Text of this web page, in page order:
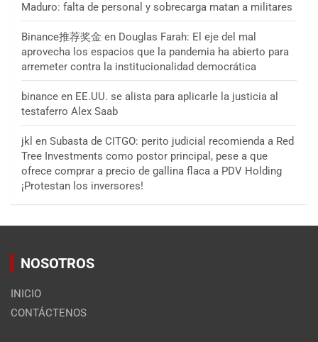
Maduro: falta de personal y sobrecarga matan a militares
Binance推荐奖金 en Douglas Farah: El eje del mal
aprovecha los espacios que la pandemia ha abierto para
arremeter contra la institucionalidad democrática
binance en EE.UU. se alista para aplicarle la justicia al
testaferro Alex Saab
jkl en Subasta de CITGO: perito judicial recomienda a Red
Tree Investments como postor principal, pese a que
ofrece comprar a precio de gallina flaca a PDV Holding
¡Protestan los inversores!
NOSOTROS
INICIO
CONTÁCTENOS